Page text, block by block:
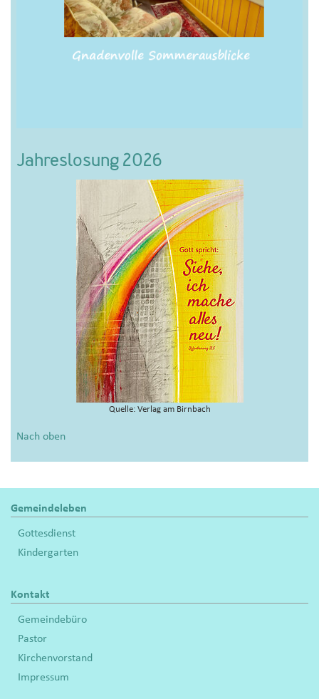
Jahreslosung 2026
Quelle: Verlag am Birnbach
Nach oben
Gemeindeleben
Gottesdienst
Kindergarten
Kontakt
Gemeindebüro
Pastor
Kirchenvorstand
Impressum